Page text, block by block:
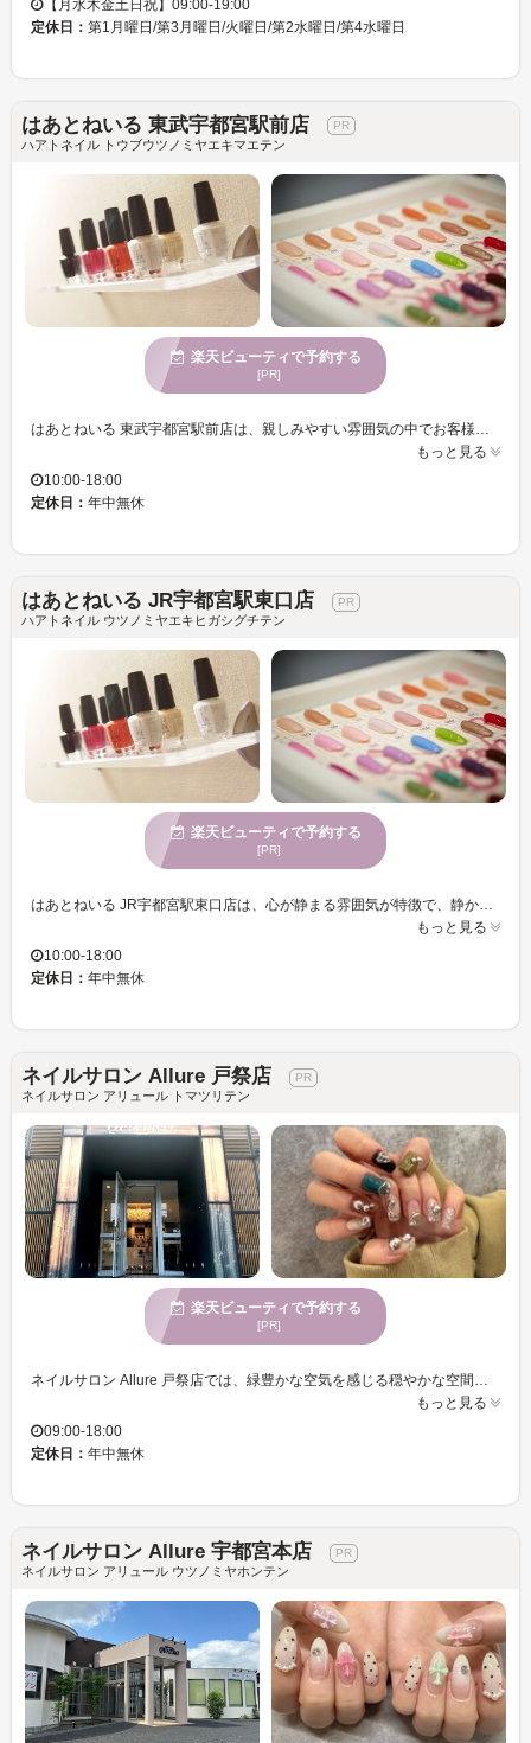
【月水木金土日祝】09:00-19:00
定休日： 第1月曜日/第3月曜日/火曜日/第2水曜日/第4水曜日
はあとねいる 東武宇都宮駅前店
ハアトネイル トウブウツノミヤエキマエテン
楽天ビューティで予約する
[PR]
はあとねいる 東武宇都宮駅前店は、親しみやすい雰囲気の中でお客様をお迎えします。デザインの多様性に富み、どんなシーンにも対応できる美しいネイルをご提案。特に女性に支持されており、あなた自身のスタイルを一層引き立てます。お支払い方法も豊富で、現代のライフスタイルにぴったり。男性の方にも気軽にご来店いただけるのも魅力の一つ。はあとねいる 東武宇都宮駅前店では、居心地の良さを提供し、ここでの時間が日常の忙しさを忘れさせてくれることでしょう。訪れる度に、自分だけの特別なひと時をお楽しみください。
もっと見る
10:00-18:00
定休日： 年中無休
はあとねいる JR宇都宮駅東口店
ハアトネイル ウツノミヤエキヒガシグチテン
楽天ビューティで予約する
[PR]
はあとねいる JR宇都宮駅東口店は、心が静まる雰囲気が特徴で、静かで穏やかな時間をお過ごしいただけます。豊富なデザインの中からお好みのスタイルを選び、多様な年齢向けのサービスを提供していますので、どなたでもご利用しやすいです。お忙しい日常から離れ、ご自身の美に向き合う時間を持つことができる場所です。また、支払い方法はクレジットカードや電子マネーなど、多様な選択肢をご用意しており、スムーズな会計を実現しています。ぜひ、はあとねいる JR宇都宮駅東口店で、あなただけの特別なひとときをお過ごしください。
もっと見る
10:00-18:00
定休日： 年中無休
ネイルサロン Allure 戸祭店
ネイルサロン アリュール トマツリテン
楽天ビューティで予約する
[PR]
ネイルサロン Allure 戸祭店では、緑豊かな空気を感じる穏やかな空間で、リラックスした時間を過ごしていただけます。お客様の個性を最大限に引き出すために、豊富なデザインをご用意しており、あなたにぴったりのネイルスタイルをお届けします。特に、洗練された魅力を持つ大人の女性のお客様からの支持を受けており、クレジットカードもお使いいただける便利さが好評です。専用駐車場も完備しており、アクセスしやすくなっております。ネイルサロン Allure 戸祭店で、心のこもったサービスと心地よいひとときをどうぞお楽しみください。あなたの理想のネイルを実現するために、ぜひご利用ください。
もっと見る
09:00-18:00
定休日： 年中無休
ネイルサロン Allure 宇都宮本店
ネイルサロン アリュール ウツノミヤホンテン